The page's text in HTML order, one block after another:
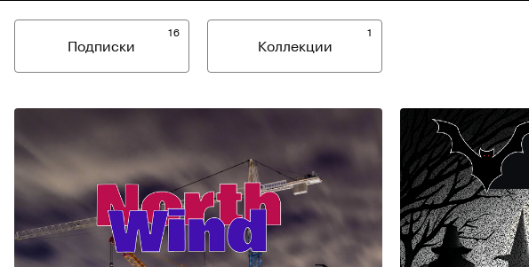
16
Подписки
1
Коллекции